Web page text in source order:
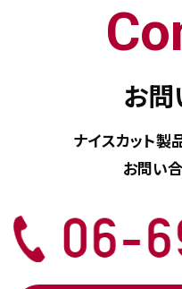
お
ナイスカット製
お問い